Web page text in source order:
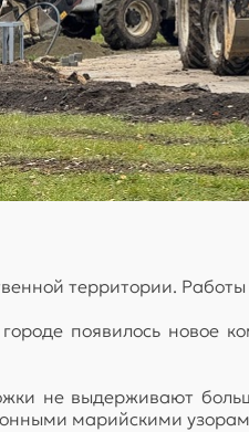
территории.
появилось новое
не выдерживают
марийскими